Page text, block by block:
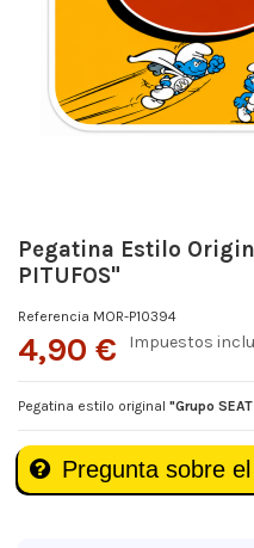
Pegatina Estilo
PITUFOS"
Referencia MOR-P10394
4,90 € Impuestos
Pegatina estilo original "Grupo
Pregunta sobre